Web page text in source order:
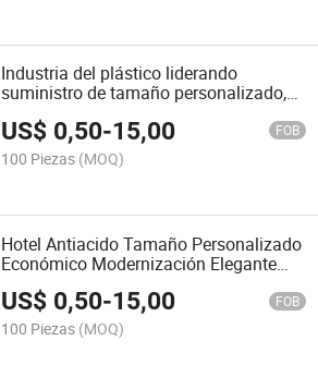
Industria del plástico liderando
suministro de tamaño personalizado,
económico
US$ 0,50-15,00 FOB
100 Piezas (MOQ)
Hotel Antiacido Tamaño Personalizado
Económico Modernización Elegante
Alta Calidad Múltiples Recompras
Cubo de Basura
US$ 0,50-15,00 FOB
100 Piezas (MOQ)